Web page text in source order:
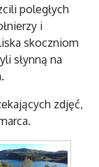
poległych
i
skoczniom
słynną na
zdjęć,